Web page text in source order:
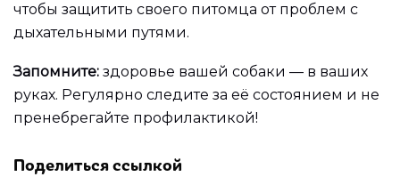
чтобы защитить своего питомца от проблем с
дыхательными путями.
Запомните: здоровье вашей собаки — в ваших
руках. Регулярно следите за её состоянием и не
пренебрегайте профилактикой!
Поделиться ссылкой